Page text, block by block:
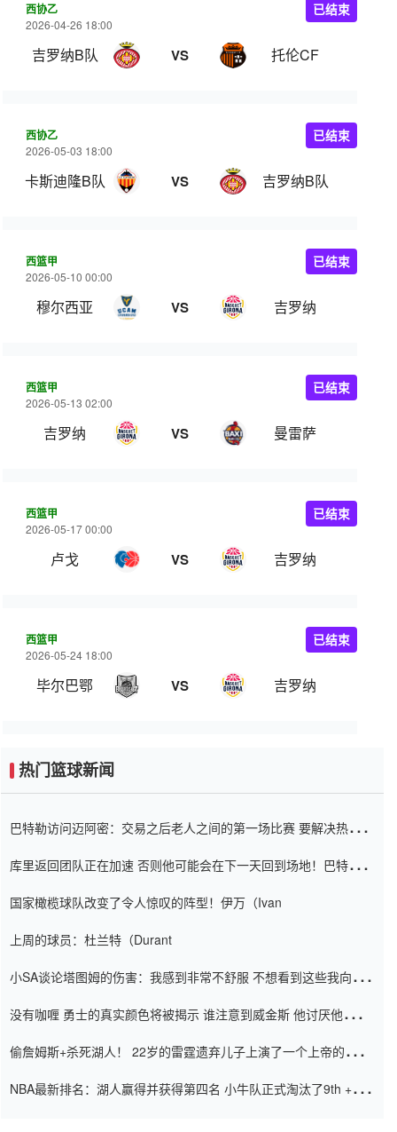
西协乙
2026-04-26 18:00
吉罗纳B队 VS 托伦CF
已结束
西协乙
2026-05-03 18:00
卡斯迪隆B队 VS 吉罗纳B队
已结束
西篮甲
2026-05-10 00:00
穆尔西亚 VS 吉罗纳
已结束
西篮甲
2026-05-13 02:00
吉罗纳 VS 曼雷萨
已结束
西篮甲
2026-05-17 00:00
卢戈 VS 吉罗纳
已结束
西篮甲
2026-05-24 18:00
毕尔巴鄂 VS 吉罗纳
已结束
热门篮球新闻
巴特勒访问迈阿密：交易之后老人之间的第一场比赛 要解决热情的
库里返回团队正在加速 否则他可能会在下一天回到场地！巴特勒迈
国家橄榄球队改变了令人惊叹的阵型！伊万（Ivan
上周的球员：杜兰特（Durant
小SA谈论塔图姆的伤害：我感到非常不舒服 不想看到这些我向他
没有咖喱 勇士的真实颜色将被揭示 谁注意到威金斯 他讨厌他的老
偷詹姆斯+杀死湖人！ 22岁的雷霆遗弃儿子上演了一个上帝的剧
NBA最新排名：湖人赢得并获得第四名 小牛队正式淘汰了9th + 76